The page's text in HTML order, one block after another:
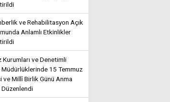
ve Rehabilitasyon Açık
Anlamlı Etkinlikler
Kurumları ve Denetimli
15 Temmuz
ve Millî Birlik Günü Anma